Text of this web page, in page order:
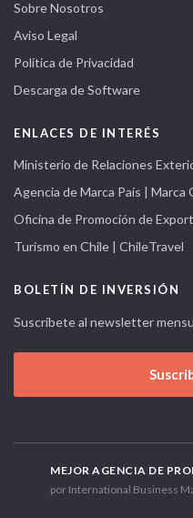
Sobre Nosotros
Aviso Legal
Política de Privacidad
Descarga de Software
ENLACES DE INTERÉS
Ministerio de Relaciones
Agencia de Marca País | Marca
Oficina de Promoción de
Turismo en Chile | ChileTravel
BOLETÍN DE INVERSIÓN
Suscríbete al newsletter
MEJOR AGENCIA DE
por International Business